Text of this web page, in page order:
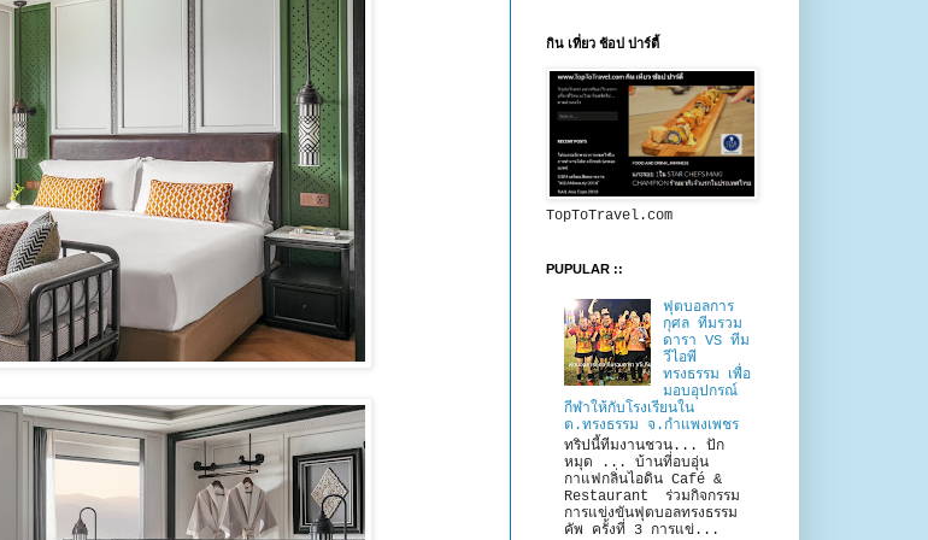
กิน เที่ยว ช้อป ปาร์ตี้
TopToTravel.com
PUPULAR ::
ฟุตบอลการ
กุศล ทีมรวม
ดารา VS ทีม
วีไอพี
ทรงธรรม เพื่อ
มอบอุปกรณ์
กีฬาให้กับโรงเรียนใน
ต.ทรงธรรม จ.กำแพงเพชร
ทริปนี้ทีมงานชวน... ปัก
หมุด ... บ้านที่อบอุ่น
กาแฟกลิ่นไอดิน Café &
Restaurant ร่วมกิจกรรม
การแข่งขันฟุตบอลทรงธรรม
คัพ ครั้งที่ 3 การแข่...